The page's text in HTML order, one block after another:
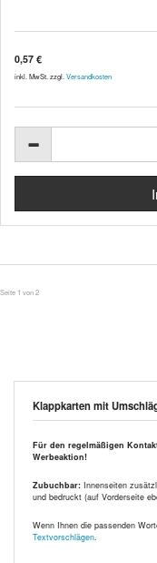
0,57 €
inkl. MwSt. zzgl. Versandkosten
Seite 1 von 2
Klappkarten mit
Für den regelmäßigen
Werbeaktion!
Zubuchbar: Innenseiten
und bedruckt (auf Vorderseite
Wenn Ihnen die passenden
Textvorschlägen